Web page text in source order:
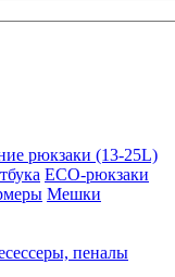
рюкзаки (13-25L)
ECO-рюкзаки
Мешки
пеналы